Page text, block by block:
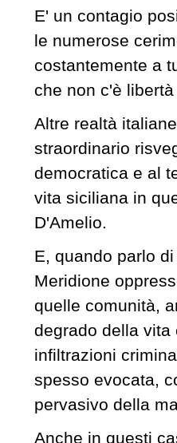
E' un contagio
le numerose
costantemente a
che non c'è
Altre realtà
straordinario
democratica e al
vita siciliana in
D'Amelio.
E, quando parlo
Meridione
quelle comunità,
degrado della
infiltrazioni
spesso evocata,
pervasivo della
Anche in questi